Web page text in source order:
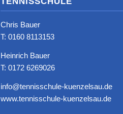
Chris Bauer
T: ‭0160 8113153‬
Heinrich Bauer
T: 0172 6269026
info@tennisschule-kuenzelsau.de
www.tennisschule-kuenzelsau.de